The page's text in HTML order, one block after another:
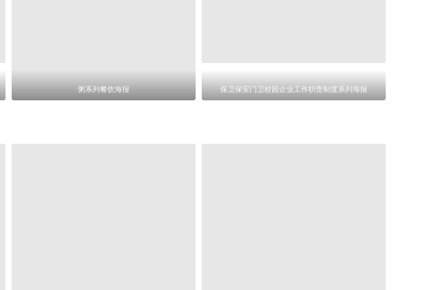
粥系列餐饮海报 保卫保安门卫校园企业工作职责制度系列海报